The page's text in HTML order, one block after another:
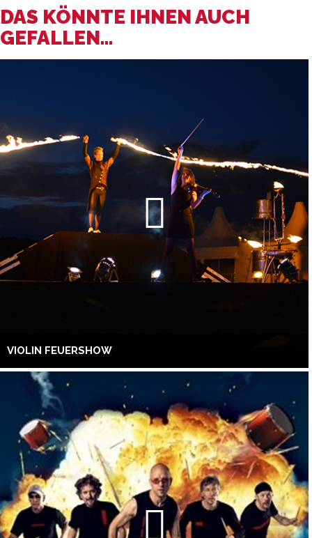
DAS KÖNNTE IHNEN AUCH
GEFALLEN...
VIOLIN FEUERSHOW